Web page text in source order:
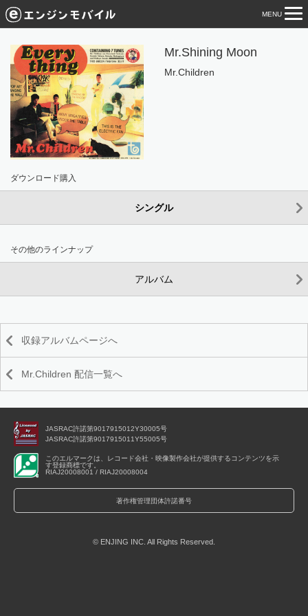
MENU
Mr.Shining Moon
Mr.Children
ダウンロード購入
シングル
その他のラインナップ
アルバム
収録アルバムページへ
Mr.Children 配信一覧へ
JASRAC許諾第9017915012Y30005号
JASRAC許諾第9017915011Y55005号
このエルマークは、レコード会社・映像製作会社が提供するコンテンツを示
す登録商標です。
RIAJ20008001 / RIAJ20008004
著作権管理団体許諾番号
© ENJING INC. All Rights Reserved.